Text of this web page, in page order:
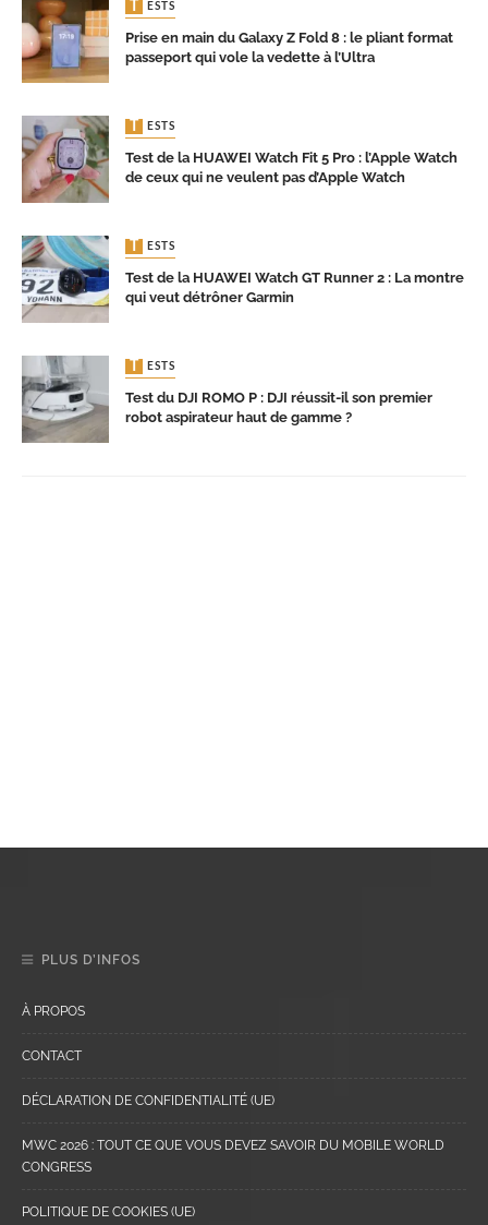
TESTS
Prise en main du Galaxy Z Fold 8 : le pliant format
passeport qui vole la vedette à l’Ultra
TESTS
Test de la HUAWEI Watch Fit 5 Pro : l’Apple Watch
de ceux qui ne veulent pas d’Apple Watch
TESTS
Test de la HUAWEI Watch GT Runner 2 : La montre
qui veut détrôner Garmin
TESTS
Test du DJI ROMO P : DJI réussit-il son premier
robot aspirateur haut de gamme ?
PLUS D’INFOS
À PROPOS
CONTACT
DÉCLARATION DE CONFIDENTIALITÉ (UE)
MWC 2026 : TOUT CE QUE VOUS DEVEZ SAVOIR DU MOBILE WORLD
CONGRESS
POLITIQUE DE COOKIES (UE)